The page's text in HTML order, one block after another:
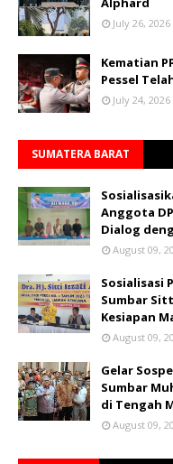
July 26, 2026
Kematian
Pessel
July 24, 2026
SUMATERA BARAT
Anggota
Dialog
August 09,
Sosialisasi
Sumbar
Kesiapan
August 09,
Gelar
Sumbar
di Tengah
August 09,